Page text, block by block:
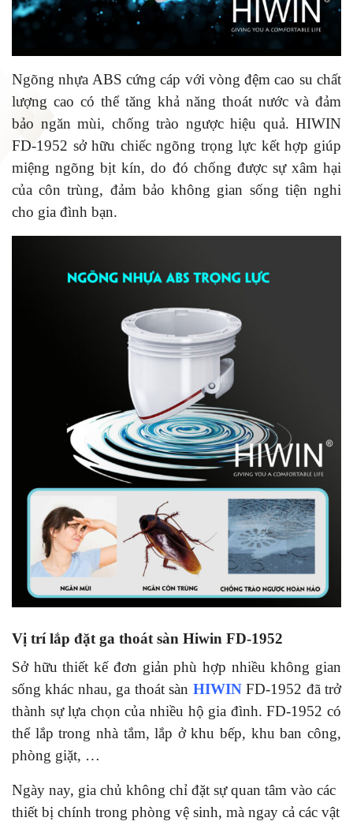
Ngõng nhựa ABS cứng cáp với vòng đệm cao su chất
lượng cao có thể tăng khả năng thoát nước và đảm
bảo ngăn mùi, chống trào ngược hiệu quả. HIWIN
FD-1952 sở hữu chiếc ngõng trọng lực kết hợp giúp
miệng ngõng bịt kín, do đó chống được sự xâm hại
của côn trùng, đảm bảo không gian sống tiện nghi
cho gia đình bạn.
Vị trí lắp đặt ga thoát sàn Hiwin FD-1952
Sở hữu thiết kế đơn giản phù hợp nhiều không gian
sống khác nhau, ga thoát sàn HIWINFD-1952 đã trở
thành sự lựa chọn của nhiều hộ gia đình. FD-1952 có
thể lắp trong nhà tắm, lắp ở khu bếp, khu ban công,
phòng giặt, …
Ngày nay, gia chủ không chỉ đặt sự quan tâm vào các
thiết bị chính trong phòng vệ sinh, mà ngay cả các vật